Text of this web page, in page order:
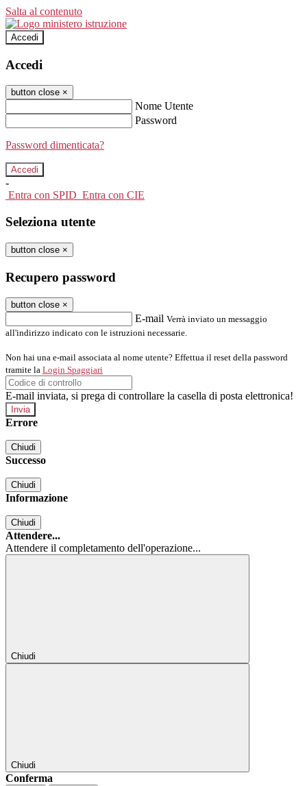
Salta al contenuto
Accedi
Accedi
button close ×
Nome Utente
Password
Password dimenticata?
-
Entra con SPID Entra con CIE
Seleziona utente
button close ×
Recupero password
button close ×
E-mail Verrà inviato un messaggio
all'indirizzo indicato con le istruzioni necessarie.
Non hai una e-mail associata al nome utente? Effettua il reset della password
tramite la Login Spaggiari
E-mail inviata, si prega di controllare la casella di posta elettronica!
Errore
Chiudi
Successo
Chiudi
Informazione
Chiudi
Attendere...
Attendere il completamento dell'operazione...
Chiudi
Chiudi
Conferma